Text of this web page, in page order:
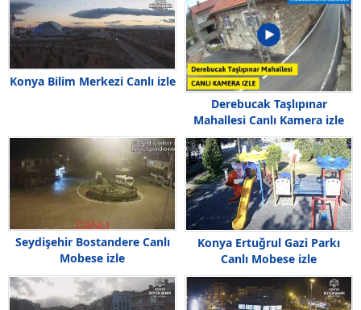
Konya Bilim Merkezi Canlı izle
Derebucak Taşlıpınar
Mahallesi Canlı Kamera izle
Seydişehir Bostandere Canlı
Mobese izle
Konya Ertuğrul Gazi Parkı
Canlı Mobese izle